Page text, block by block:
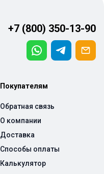
+7 (800) 350-13-90
Покупателям
Обратная связь
О компании
Доставка
Способы оплаты
Калькулятор